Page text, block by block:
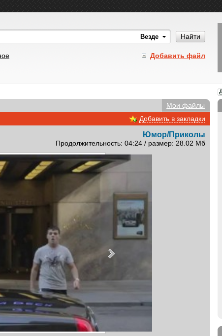
Найти
Добавить файл
Мои файлы
Добавить в закладки
Юмор/Приколы
Продолжительность: 04:24 / размер: 28.02 Мб